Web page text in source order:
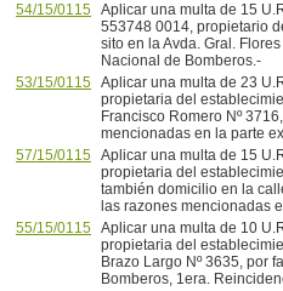
54/15/0115 Aplicar una multa de 15
553748 0014, propietario
sito en la Avda. Gral.
Nacional de Bomberos.-
53/15/0115 Aplicar una multa de 23
propietaria del
Francisco Romero Nº
mencionadas en la parte
57/15/0115 Aplicar una multa de 15
propietaria del
también domicilio en la
las razones mencionadas
55/15/0115 Aplicar una multa de 10
propietaria del
Brazo Largo Nº 3635, por
Bomberos, 1era.